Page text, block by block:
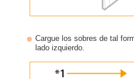
Cargue los sobres de tal
lado izquierdo.